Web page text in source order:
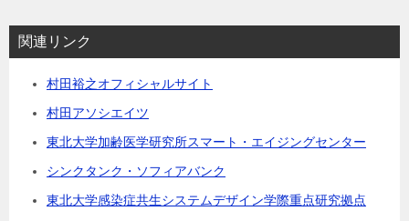
関連リンク
村田裕之オフィシャルサイト
村田アソシエイツ
東北大学加齢医学研究所スマート・エイジングセンター
シンクタンク・ソフィアバンク
東北大学感染症共生システムデザイン学際重点研究拠点